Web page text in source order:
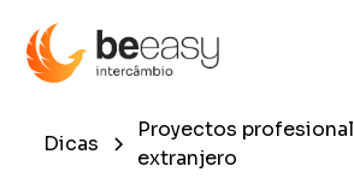
Dicas
Proyectos
extranjero